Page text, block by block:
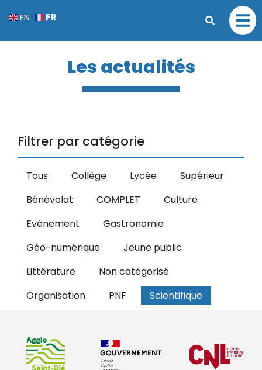
Les actualités
Filtrer par catégorie
Tous Collège Lycée
Supérieur
Bénévolat
COMPLET
Culture
Evénement
Gastronomie
Géo-numérique
Jeune public
Littérature
Non catégorisé
Organisation
PNF Scientifique
EN FR